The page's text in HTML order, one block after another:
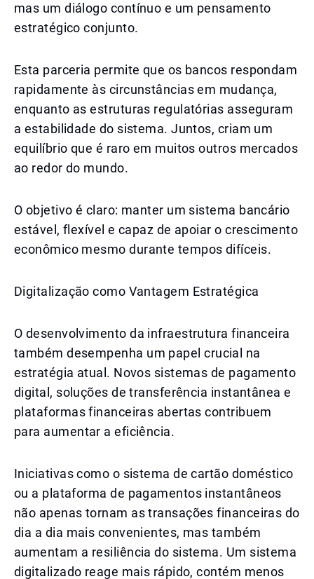
mas um diálogo contínuo e um pensamento
estratégico conjunto.
Esta parceria permite que os bancos respondam
rapidamente às circunstâncias em mudança,
enquanto as estruturas regulatórias asseguram
a estabilidade do sistema. Juntos, criam um
equilíbrio que é raro em muitos outros mercados
ao redor do mundo.
O objetivo é claro: manter um sistema bancário
estável, flexível e capaz de apoiar o crescimento
econômico mesmo durante tempos difíceis.
Digitalização como Vantagem Estratégica
O desenvolvimento da infraestrutura financeira
também desempenha um papel crucial na
estratégia atual. Novos sistemas de pagamento
digital, soluções de transferência instantânea e
plataformas financeiras abertas contribuem
para aumentar a eficiência.
Iniciativas como o sistema de cartão doméstico
ou a plataforma de pagamentos instantâneos
não apenas tornam as transações financeiras do
dia a dia mais convenientes, mas também
aumentam a resiliência do sistema. Um sistema
digitalizado reage mais rápido, contém menos